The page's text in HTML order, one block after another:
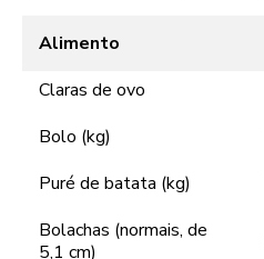
Alimento
Claras de ovo
Bolo (kg)
Puré de batata (kg)
Bolachas (normais, de
5,1 cm)